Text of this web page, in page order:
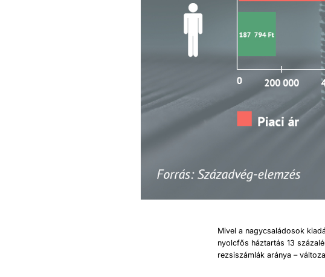
Mivel a nagycsaládosok
nyolcfős háztartás 13
rezsiszámlák aránya –